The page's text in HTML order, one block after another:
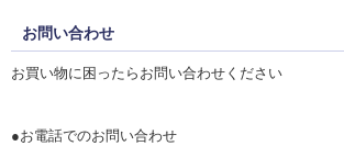
お問い合わせ
お買い物に困ったらお問い合わせください
●お電話でのお問い合わせ